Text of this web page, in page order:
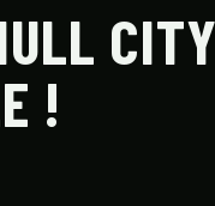
CITY
!